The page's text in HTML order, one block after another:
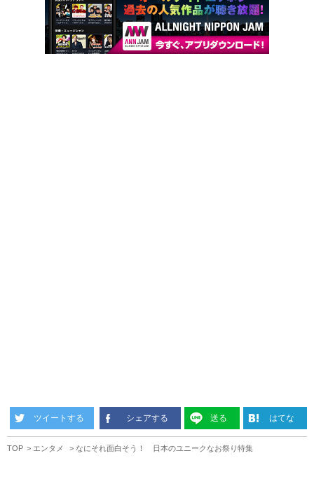
ツイートする シェアする 送る はてな
TOP エンタメ なにそれ面白そう！ 日本のユニークなお祭り特集